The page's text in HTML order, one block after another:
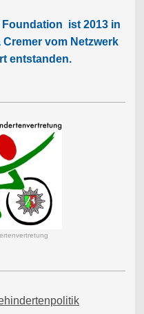
ist 2013 in
vom Netzwerk
entstanden.